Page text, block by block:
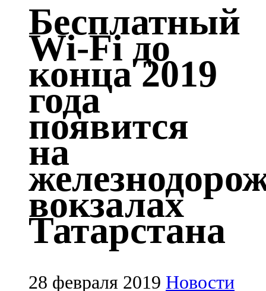
Кадыбаш
105,2 FM
Казан
91,5 FM
Кайбыч
106,1 FM
Кама тамагы
71,51 FM
Кукмара
107,9 FM
Лениногорский
Бесплатный
Wi-Fi до
конца 2019
года
появится
на
вокзалах
Татарстана
28 февраля 2019 Новости